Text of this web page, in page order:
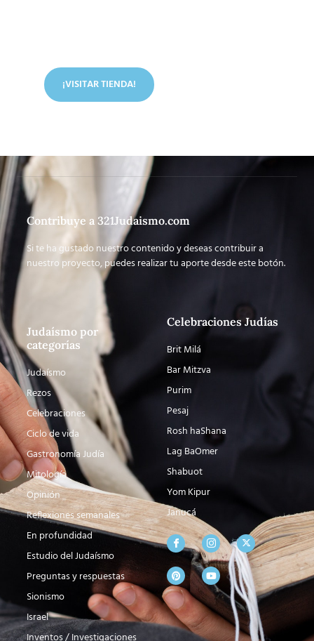
¡VISITAR TIENDA!
Contribuye a 321Judaismo.com
Si te ha gustado nuestro contenido y deseas contribuir a
nuestro proyecto, puedes realizar tu aporte desde este botón.
Judaísmo por
categorías
Judaísmo
Rezos
Celebraciones
Ciclo de vida
Gastronomía Judía
Mitología
Opinión
Reflexiones semanales
En profundidad
Estudio del Judaísmo
Preguntas y respuestas
Sionismo
Israel
Inventos / Investigaciones
Celebraciones Judías
Brit Milá
Bar Mitzva
Purim
Pesaj
Rosh haShana
Lag BaOmer
Shabuot
Yom Kipur
Janucá